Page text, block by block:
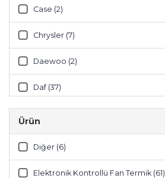
Case (2)
Chrysler (7)
Daewoo (2)
Daf (37)
Ürün
Diğer (6)
Elektronik Kontrollü Fan Termik (61)